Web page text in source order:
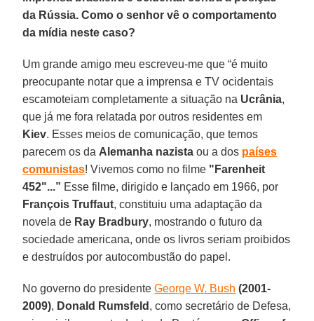
da Rússia. Como o senhor vê o comportamento
da mídia neste caso?
Um grande amigo meu escreveu-me que “é muito
preocupante notar que a imprensa e TV ocidentais
escamoteiam completamente a situação na Ucrânia,
que já me fora relatada por outros residentes em
Kiev. Esses meios de comunicação, que temos
parecem os da Alemanha nazista ou a dos países
comunistas! Vivemos como no filme "Farenheit
452"...” Esse filme, dirigido e lançado em 1966, por
François Truffaut, constituiu uma adaptação da
novela de Ray Bradbury, mostrando o futuro da
sociedade americana, onde os livros seriam proibidos
e destruídos por autocombustão do papel.
No governo do presidenteGeorge W. Bush (2001-
2009), Donald Rumsfeld , como secretário de Defesa,